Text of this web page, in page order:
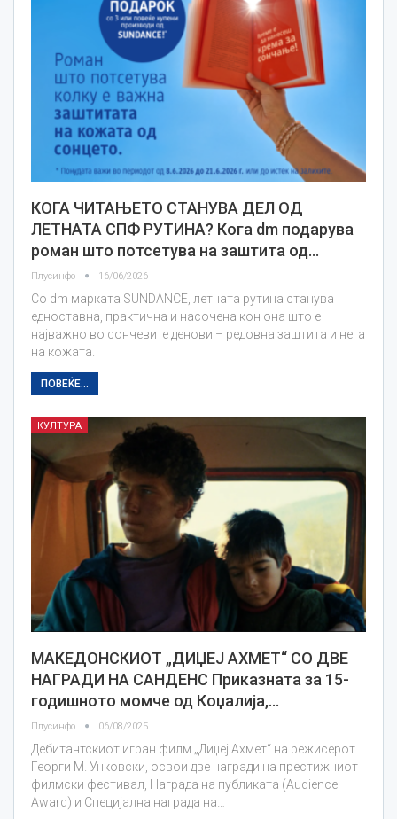
КОГА ЧИТАЊЕТО СТАНУВА ДЕЛ ОД
ЛЕТНАТА СПФ РУТИНА? Кога dm подарува
роман што потсетува на заштита од…
Плусинфо 16/06/2026
Со dm марката SUNDANCE, летната рутина станува
едноставна, практична и насочена кон она што е
најважно во сончевите денови – редовна заштита и нега
на кожата.
ПОВЕЌЕ...
КУЛТУРА
МАКЕДОНСКИОТ „ДИЏЕЈ АХМЕТ“ СО ДВЕ
НАГРАДИ НА САНДЕНС Приказната за 15-
годишното момче од Коџалија,…
Плусинфо 06/08/2025
Дебитантскиот игран филм „Диџеј Ахмет“ на режисерот
Георги М. Унковски, освои две награди на престижниот
филмски фестивал, Награда на публиката (Audience
Award) и Специјална награда на…